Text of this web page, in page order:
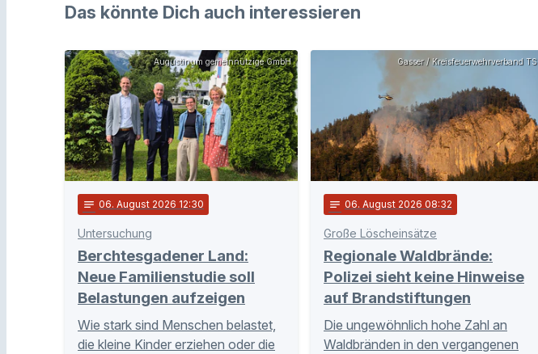
Das könnte Dich auch interessieren
Augustinum gemeinnützige GmbH
notes 06. August 2026 12:30
Untersuchung
Berchtesgadener Land:
Neue Familienstudie soll
Belastungen aufzeigen
Wie stark sind Menschen belastet,
die kleine Kinder erziehen oder die
Gasser / Kreisfeuerwehrverband TS
notes 06. August 2026 08:32
Große Löscheinsätze
Regionale Waldbrände:
Polizei sieht keine Hinweise
auf Brandstiftungen
Die ungewöhnlich hohe Zahl an
Waldbränden in den vergangenen